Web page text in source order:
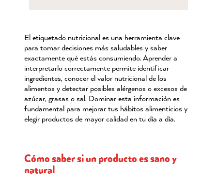
El etiquetado nutricional es una herramienta clave
para tomar decisiones más saludables y saber
exactamente qué estás consumiendo. Aprender a
interpretarlo correctamente permite identificar
ingredientes, conocer el valor nutricional de los
alimentos y detectar posibles alérgenos o excesos de
azúcar, grasas o sal. Dominar esta información es
fundamental para mejorar tus hábitos alimenticios y
elegir productos de mayor calidad en tu día a día.
Cómo saber si un producto es sano y
natural